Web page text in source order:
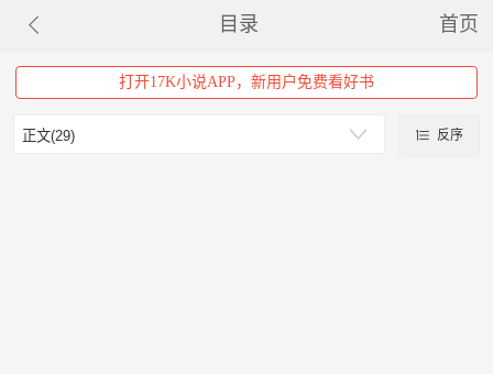
目录 首页
打开17K小说APP，新用户免费看好书
反序